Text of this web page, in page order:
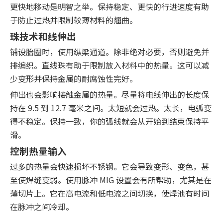
更快地移动是明智之举。保持稳定、更快的行进速度有助
于防止过热并限制较薄材料的翘曲。
珠技术和线伸出
铺设胎圈时，使用纵梁通道。除非绝对必要，否则避免并
排编织。直线珠有助于限制放入材料中的热量。这可以减
少变形并保持金属的耐腐蚀性完好。
伸出也会影响接触金属的热量。尽量将电线伸出的长度保
持在 9.5 到 12.7 毫米之间。太短就会过热。太长，电弧变
得不稳定。保持一致，你的弧线就会从开始到结束保持平
滑。
控制热量输入
过多的热量会快速损坏不锈钢。它会导致变形、变色，甚
至使焊缝变弱。使用脉冲 MIG 设置会有所帮助，尤其是在
薄切片上。它在高电流和低电流之间切换，使焊池有时间
在脉冲之间冷却。